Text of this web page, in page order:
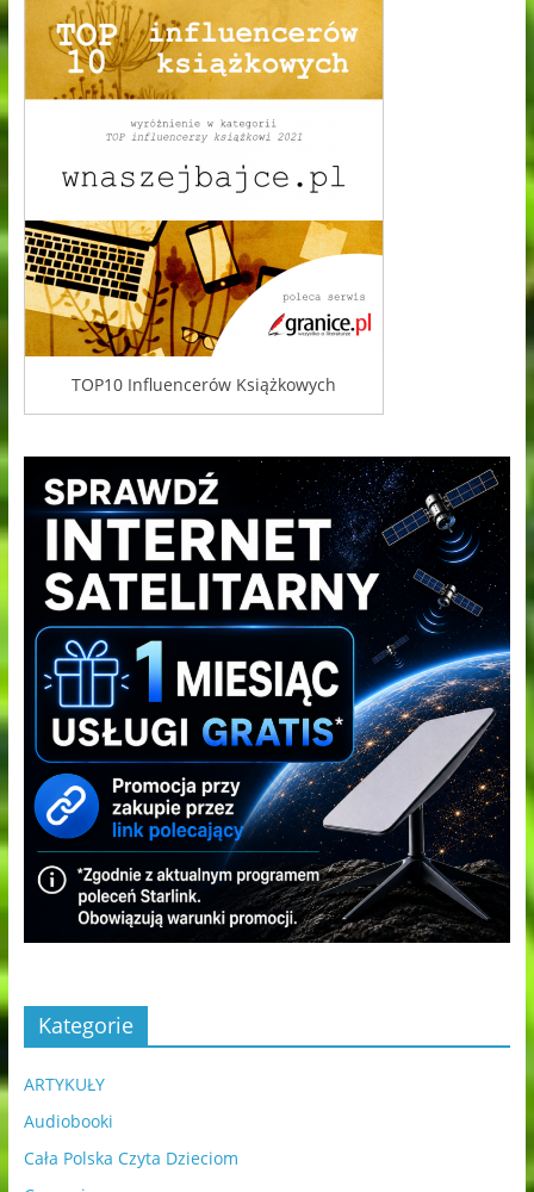
TOP10 Influencerów Książkowych
Kategorie
ARTYKUŁY
Audiobooki
Cała Polska Czyta Dzieciom